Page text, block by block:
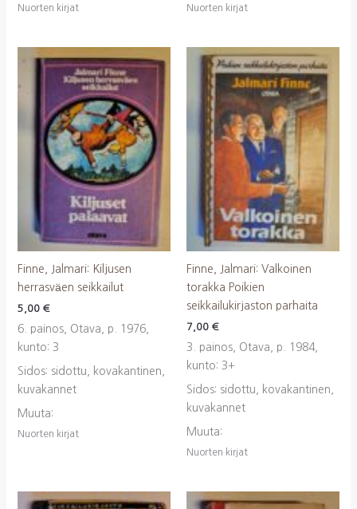
Nuorten kirjat Nuorten kirjat
Finne, Jalmari: Kiljusen
herrasväen seikkailut
5,00 €
6. painos, Otava, p. 1976,
kunto: 3
Sidos: sidottu, kovakantinen,
kuvakannet
Muuta:
Nuorten kirjat
Finne, Jalmari: Valkoinen
torakka Poikien
seikkailukirjaston parhaita
7,00 €
3. painos, Otava, p. 1984,
kunto: 3+
Sidos: sidottu, kovakantinen,
kuvakannet
Muuta:
Nuorten kirjat